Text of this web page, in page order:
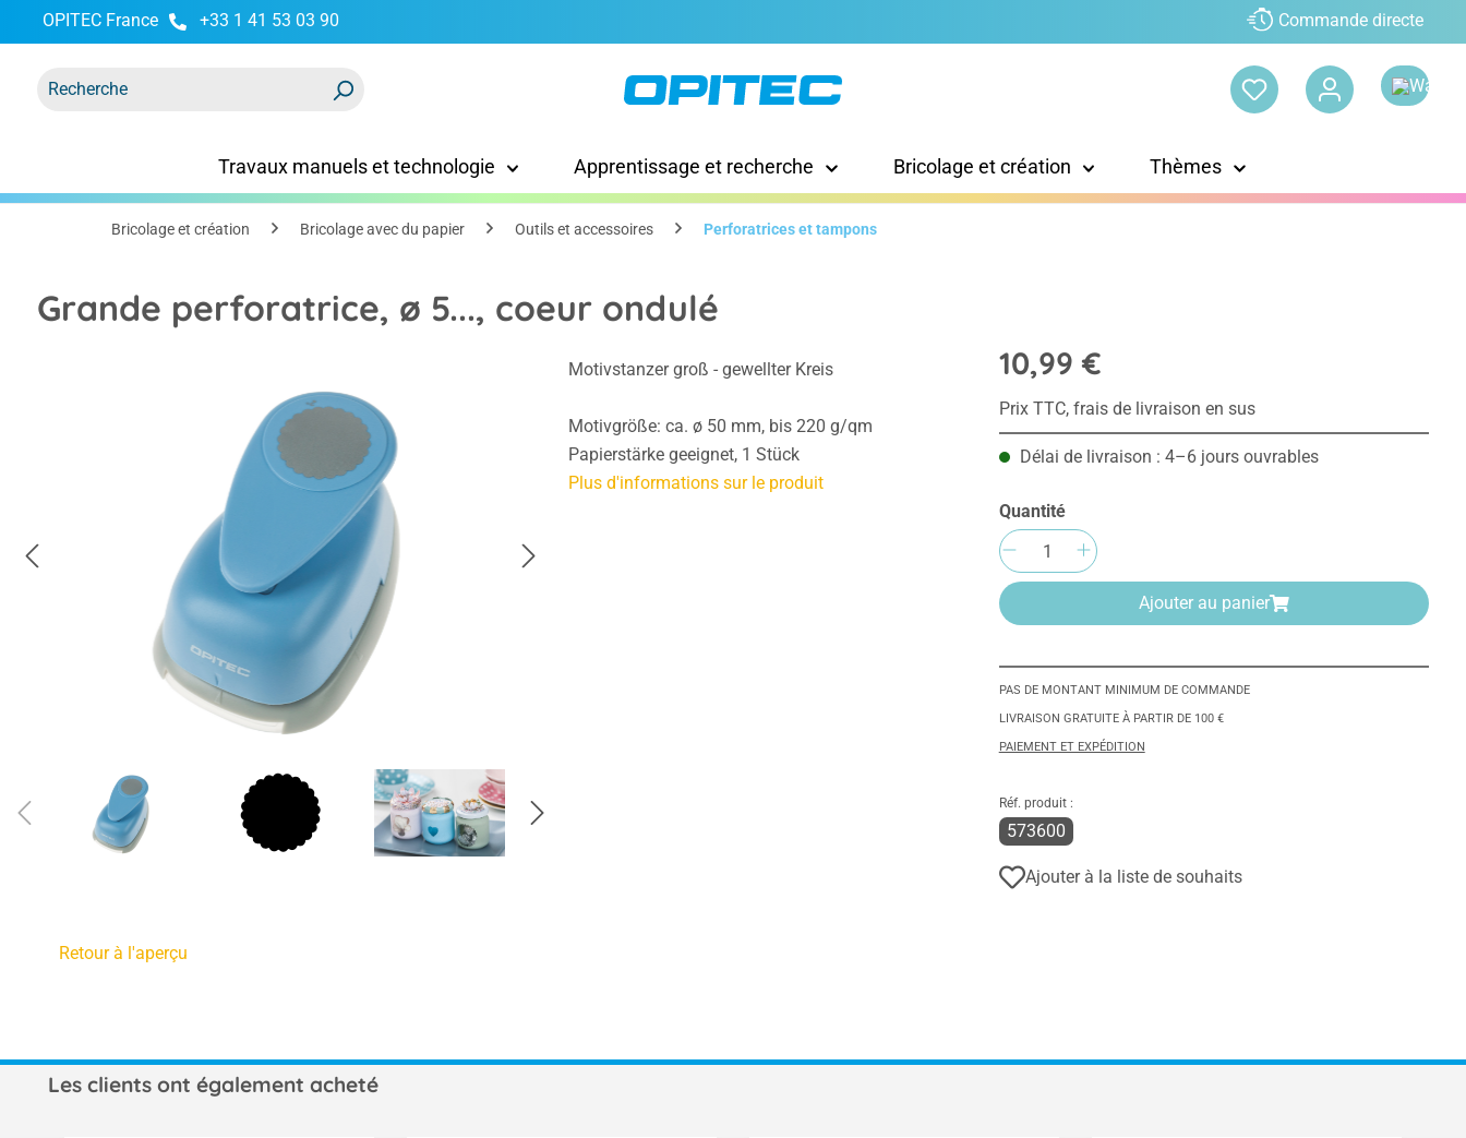
Passer à la navigation principale
OPITEC France +33 1 41 53 03 90 Commande directe
Travaux manuels et technologie Apprentissage et recherche Bricolage et création Thèmes
Bricolage et création Bricolage avec du papier Outils et accessoires Perforatrices et tampons
Grande perforatrice, ø 5..., coeur ondulé
Motivstanzer groß - gewellter Kreis
Motivgröße: ca. ø 50 mm, bis 220 g/qm
Papierstärke geeignet, 1 Stück
Plus d'informations sur le produit
10,99 €
Prix TTC, frais de livraison en sus
Délai de livraison : 4–6 jours ouvrables
Quantité
Quantité de produit : Entrez la
Ajouter au panier
PAS DE MONTANT MINIMUM DE COMMANDE
LIVRAISON GRATUITE À PARTIR DE 100 €
PAIEMENT ET EXPÉDITION
Réf. produit :
573600
Ajouter à la liste de souhaits
Retour à l'aperçu
Les clients ont également acheté